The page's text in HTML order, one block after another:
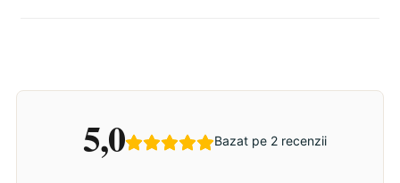
5,0 Bazat pe 2 recenzii